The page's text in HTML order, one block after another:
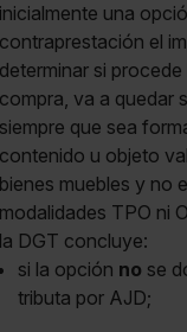
inicialmente una
contraprestación el
determinar si
compra, va a quedar
siempre que sea
contenido u objeto
bienes muebles y no
modalidades TPO ni
la DGT concluye:
si la opción no se
tributa por AJD;